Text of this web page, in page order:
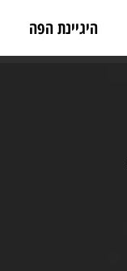
היגיינת הפה